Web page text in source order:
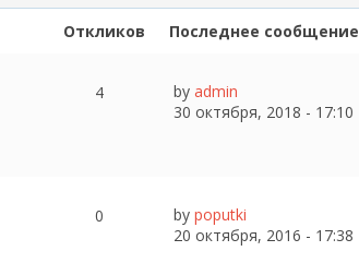
Откликов Последнее сообщение
4 by admin
30 октября, 2018 - 17:10
0 by poputki
20 октября, 2016 - 17:38